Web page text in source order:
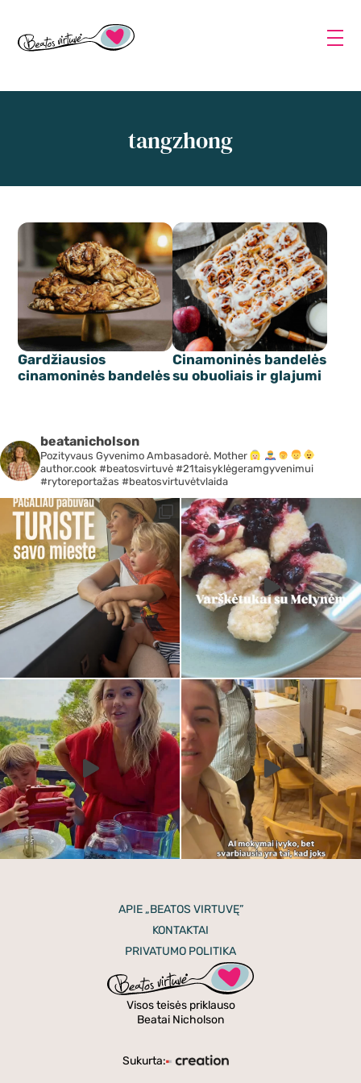
tangzhong
Gardžiausios
cinamoninės bandelės
Cinamoninės bandelės
su obuoliais ir glajumi
beatanicholson
Pozityvaus Gyvenimo Ambasadorė. Mother
author.cook #beatosvirtuvė #21taisyklėgeramgyvenimui
#rytoreportažas #beatosvirtuvėtvlaida
APIE „BEATOS VIRTUVĘ”
KONTAKTAI
PRIVATUMO POLITIKA
Visos teisės priklauso
Beatai Nicholson
Sukurta: